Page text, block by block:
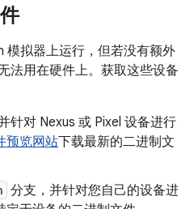
模拟器上运行，但若没有额外
法用在硬件上。获取这些设备
针对 Nexus 或 Pixel 设备进行
预览网站下载最新的二进制文
分支，并针对您自己的设备进